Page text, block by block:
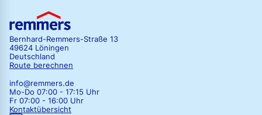
Bernhard-Remmers-Straße 13
49624 Löningen
Deutschland
Route berechnen
info@remmers.de
Mo-Do 07:00 - 17:15 Uhr
Fr 07:00 - 16:00 Uhr
Kontaktübersicht